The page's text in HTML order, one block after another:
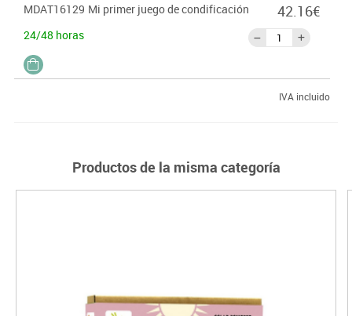
MDAT16129 Mi primer juego de condificación
24/48 horas
42.16€
IVA incluido
Productos de la misma categoría